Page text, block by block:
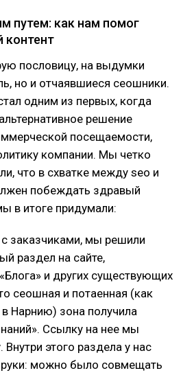
путем: как нам помог
контент
пословицу, на выдумки
но и отчаявшиеся сеошники.
одним из первых, когда
решение
посещаемости,
компании. Мы четко
что в схватке между seo и
побеждать здравый
в итоге придумали:
заказчиками, мы решили
раздел на сайте,
и других существующих
сеошная и потаенная (как
Нарнию) зона получила
Ссылку на нее мы
Внутри этого раздела у нас
можно было совмещать